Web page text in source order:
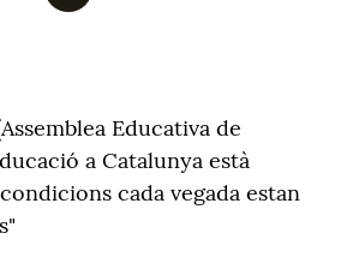
Educativa de
a Catalunya està
cada vegada estan